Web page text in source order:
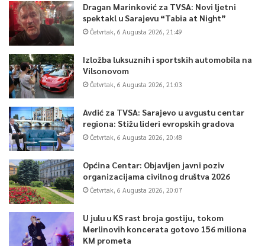
Dragan Marinković za TVSA: Novi ljetni
spektakl u Sarajevu “Tabia at Night”
Četvrtak, 6 Augusta 2026, 21:49
Izložba luksuznih i sportskih automobila na
Vilsonovom
Četvrtak, 6 Augusta 2026, 21:03
Avdić za TVSA: Sarajevo u avgustu centar
regiona: Stižu lideri evropskih gradova
Četvrtak, 6 Augusta 2026, 20:48
Općina Centar: Objavljen javni poziv
organizacijama civilnog društva 2026
Četvrtak, 6 Augusta 2026, 20:07
U julu u KS rast broja gostiju, tokom
Merlinovih koncerata gotovo 156 miliona
KM prometa